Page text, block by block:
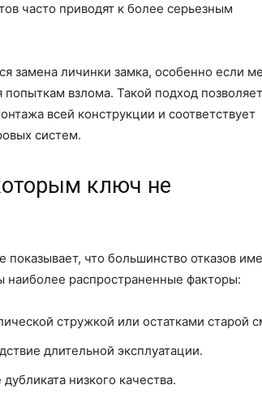
часто приводят к более серьезным
замена личинки замка, особенно если
взлома. Такой подход позволяет
всей конструкции и соответствует
систем.
ключ не
что большинство отказов
распространенные факторы:
стружкой или остатками старой
длительной эксплуатации.
низкого качества.